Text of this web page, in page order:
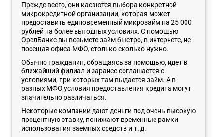
Прежде всего, они касаются выбора конкретной
микрокредитной организации, которая может
предоставить единовременный микрозайм на 25 000
рублей на более выгодных условиях. С помощью
ОрелБанкс вы возьмете займ быстро, в интернете, не
посещая офиса МФО, столько сколько нужно.
Обычно гражданин, обращаясь за помощью, идет в
ближайший филиал и заранее соглашается с
условиями, при которых там выдается займ. А в
разных МФО условия предоставления кредита могут
значительно различаться.
Некоторые компании дают деньги под очень высокую
процентную ставку, понижают временные рамки
использования заемных средств и т. д.